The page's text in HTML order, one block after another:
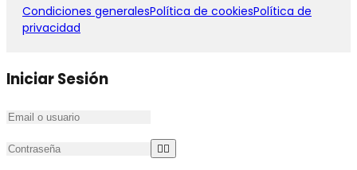
Condiciones generalesPolítica de cookiesPolítica de
privacidad
Iniciar Sesión